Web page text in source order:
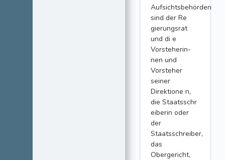
Aufsichtsbehörden
sind der Re
gierungsrat
und di e
Vorsteherin-
nen und
Vorsteher
seiner
Direktione n,
die Staatsschr
eiberin oder
der
Staatsschreiber,
das
Obergericht,